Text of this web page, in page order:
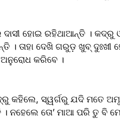
ହୋଇ ରହିଥାଆନ୍ତି । କଦ୍ରୁ
। ତାହା ଦେଖି ଗରୁଡ଼ ଖୁବ୍
କରିବେ ।
କହିଲେ, ସ୍ୱର୍ଗରୁ ଯଦି ମତେ
ନହେଲେ ତୋ’ ମାଆ ପରି ତୁ ବି